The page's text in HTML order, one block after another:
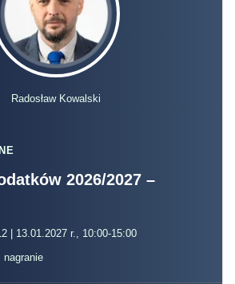
Radosław Kowalski
2026/2027 –
| 13.01.2027 r., 10:00-15:00
nagranie